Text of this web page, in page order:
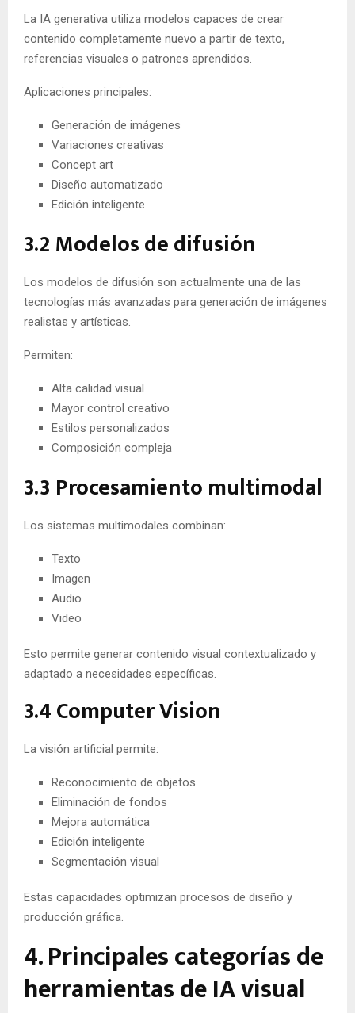
La IA generativa utiliza modelos capaces de crear
contenido completamente nuevo a partir de texto,
referencias visuales o patrones aprendidos.
Aplicaciones principales:
Generación de imágenes
Variaciones creativas
Concept art
Diseño automatizado
Edición inteligente
3.2 Modelos de difusión
Los modelos de difusión son actualmente una de las
tecnologías más avanzadas para generación de imágenes
realistas y artísticas.
Permiten:
Alta calidad visual
Mayor control creativo
Estilos personalizados
Composición compleja
3.3 Procesamiento multimodal
Los sistemas multimodales combinan:
Texto
Imagen
Audio
Video
Esto permite generar contenido visual contextualizado y
adaptado a necesidades específicas.
3.4 Computer Vision
La visión artificial permite:
Reconocimiento de objetos
Eliminación de fondos
Mejora automática
Edición inteligente
Segmentación visual
Estas capacidades optimizan procesos de diseño y
producción gráfica.
4. Principales categorías de
herramientas de IA visual